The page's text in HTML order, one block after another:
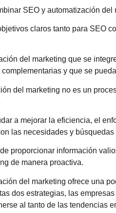
SEO y automatización
claros tanto para SEO
del marketing que se
y que se
del marketing no es un
a mejorar la eficiencia, el
las necesidades y
proporcionar información
de manera proactiva.
del marketing ofrece una
dos estrategias, las
al tanto de las tendencias